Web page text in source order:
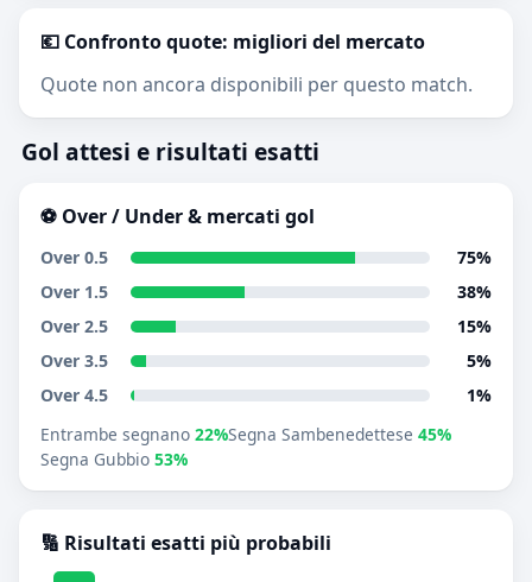
💶 Confronto quote: migliori del mercato
Quote non ancora disponibili per questo match.
Gol attesi e risultati esatti
⚽ Over / Under & mercati gol
Over 0.5
75%
Over 1.5
38%
Over 2.5
15%
Over 3.5
5%
Over 4.5
1%
Entrambe segnano 22%Segna Sambenedettese 45%
Segna Gubbio 53%
🔢 Risultati esatti più probabili